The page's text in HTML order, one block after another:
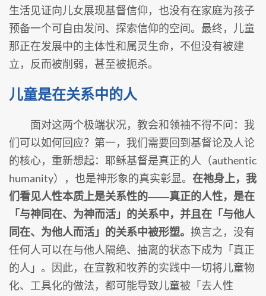
生活见证向儿女展现基督信仰，也没有在家庭为孩子
预备一个可自由发问、探索信仰的空间。最终，儿童
那正在发展中的主体性和属灵生命，不但没有被建
立，反而被削弱，甚至被扼杀。
儿童是在关系中的人
面对这两个极端状况，教会和领袖不得不问：我
们可以如何回应？第一，我们需要回到基督论及人论
的核心，重新想起：耶稣基督是真正的人（authentic
humanity），也是神形象的真实彰显。 在祂身上，我
们看见人性本质上是关系性的――真正的人性，是在
「与神同在、为神而活」的关系中，并且在「与他人
同在、为他人而活」的关系中被形塑。 换言之，没有
任何人可以在与他人隔绝、抽离的状态下成为「真正
的人」。因此，在宣教和牧养的实践中一切将儿童物
化、工具化的做法，都可能导致儿童被「去人性